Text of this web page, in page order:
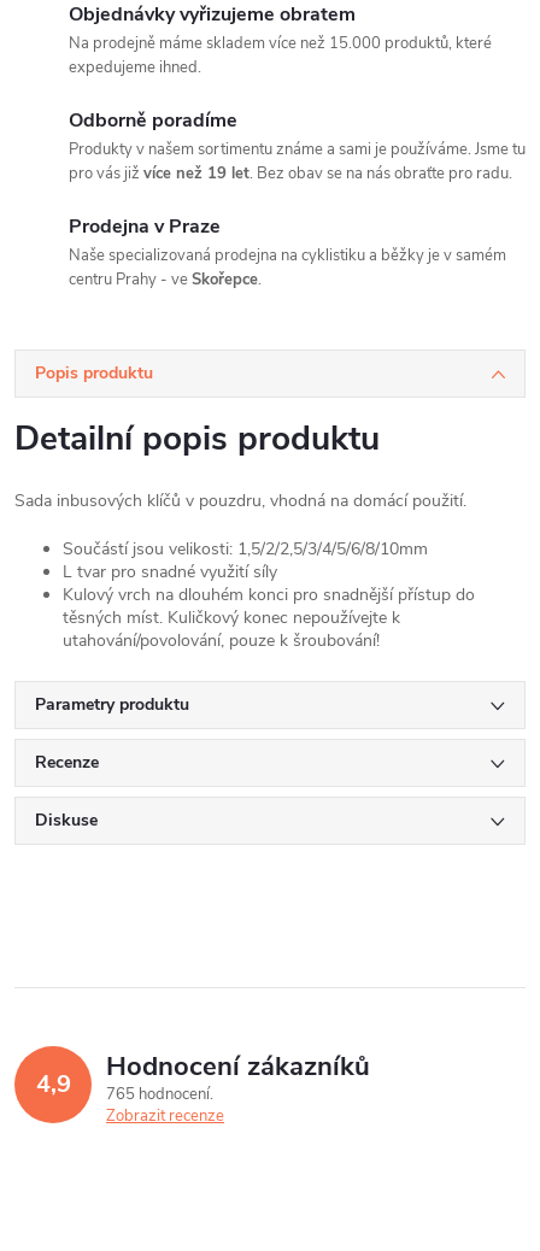
Objednávky vyřizujeme obratem
Na prodejně máme skladem více než 15.000 produktů, které
expedujeme ihned.
Odborně poradíme
Produkty v našem sortimentu známe a sami je používáme. Jsme tu
pro vás již více než 19 let. Bez obav se na nás obraťte pro radu.
Prodejna v Praze
Naše specializovaná prodejna na cyklistiku a běžky je v samém
centru Prahy - veSkořepce.
Popis produktu
Detailní popis produktu
Sada inbusových klíčů v pouzdru, vhodná na domácí použití.
Součástí jsou velikosti: 1,5/2/2,5/3/4/5/6/8/10mm
L tvar pro snadné využití síly
Kulový vrch na dlouhém konci pro snadnější přístup do
těsných míst. Kuličkový konec nepoužívejte k
utahování/povolování, pouze k šroubování!
Parametry produktu
Recenze
Diskuse
4,9 Hodnocení zákazníků
765 hodnocení
Zobrazit recenze